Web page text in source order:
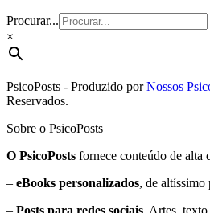
Procurar...
×
PsicoPosts - Produzido porNossos
Reservados.
Sobre o PsicoPosts
O PsicoPosts fornece conteúdo de alta
– eBooks personalizados, de altíssimo
– Posts para redes sociais . Artes,